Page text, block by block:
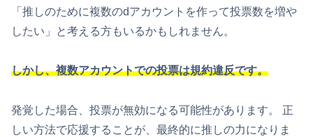
「推しのために複数のdアカウントを作って投票数を増や
したい」と考える方もいるかもしれません。
しかし、複数アカウントでの投票は規約違反です。
発覚した場合、投票が無効になる可能性があります。 正
しい方法で応援することが、最終的に推しの力になりま